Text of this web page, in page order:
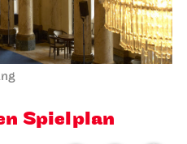
Spielplan